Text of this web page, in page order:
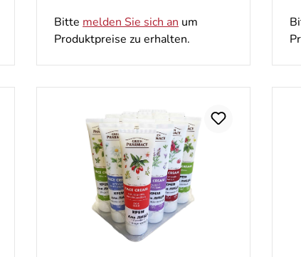
Bitte melden Sie sich an um
Produktpreise zu erhalten.